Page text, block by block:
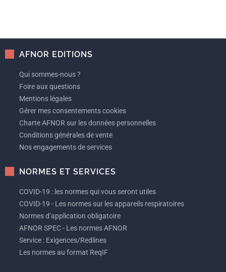
AFNOR EDITIONS
Qui sommes-nous ?
Foire aux questions
Mentions légales
Gérer mes consentements cookies
Charte AFNOR sur les données personnelles
Conditions générales de vente
Nos engagements de services
NORMES ET SERVICES
COVID-19 : les normes qui vous seront utiles
COVID-19 - Les normes sur les appareils respiratoires
Normes d’application obligatoire
AFNOR SPEC - Les normes AFNOR
Service : Exigences/Redlines
Les normes au format ReqIF